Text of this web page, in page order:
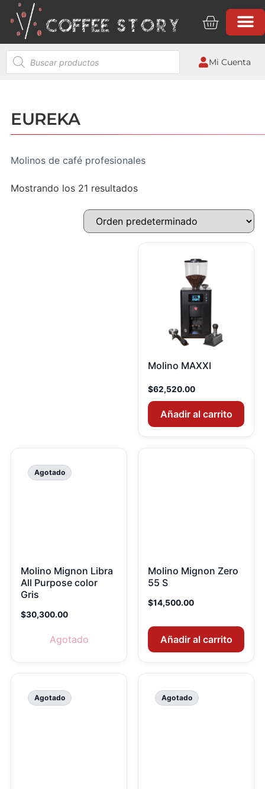
Mi Cuenta
EUREKA
Molinos de café profesionales
Mostrando los 21 resultados
Molino MAXXI
$62,520.00
Añadir al carrito
Agotado
Molino Mignon Libra
All Purpose color
Gris
$30,300.00
Agotado
Molino Mignon Zero
55 S
$14,500.00
Añadir al carrito
Agotado Agotado